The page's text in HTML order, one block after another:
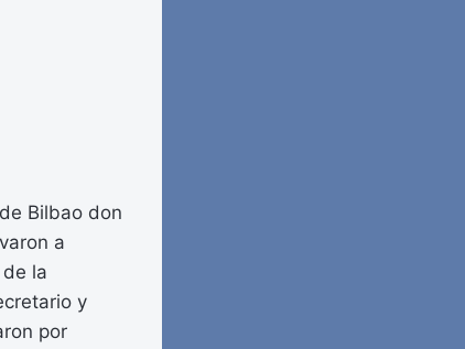
Bilbao don
a
la
y
por